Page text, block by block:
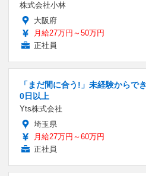
株式会社小林
大阪府
月給27万円～50万円
正社員
「まだ間に合う!」未経験からで
0日以上
Yts株式会社
埼玉県
月給27万円～60万円
正社員